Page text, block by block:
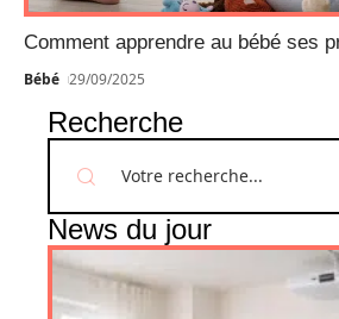
Comment apprendre au bébé ses
Bébé 29/09/2025
Recherche
News du jour